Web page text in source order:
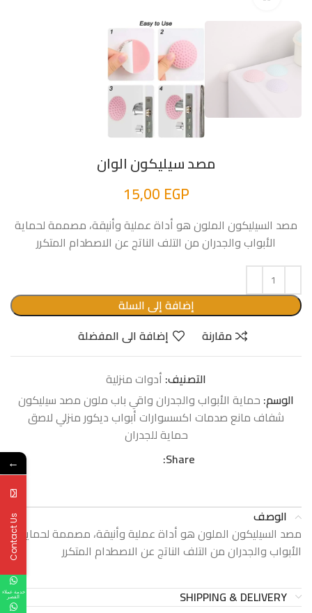
مصد سيليكون الوان
15,00 EGP
مصد السيليكون الملون هو أداة عملية وأنيقة، مصممة لحماية
الأبواب والجدران من التلف الناتج عن الاصطدام المتكرر
إضافة إلى السلة
مقارنة
إضافة الى المفضلة
التصنيف: أدوات منزلية
الوسم: حماية الأبواب والجدران واقي باب ملون مصد سيليكون
شفاف مانع صدمات اكسسوارات أبواب ديكور منزلي لاصق
حماية للجدران
Share:
الوصف
مصد السيليكون الملون هو أداة عملية وأنيقة، مصممة لحماية
الأبواب والجدران من التلف الناتج عن الاصطدام المتكرر
SHIPPING & DELIVERY
←
Contact Us
خدمة عملاء
القصر